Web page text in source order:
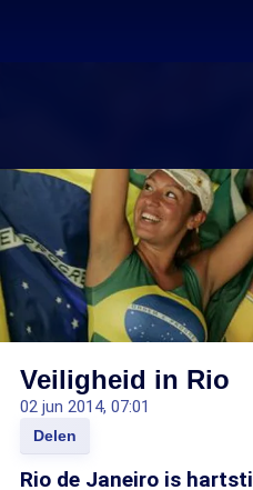
Veiligheid in Rio
02 jun 2014, 07:01
Delen
Rio de Janeiro is